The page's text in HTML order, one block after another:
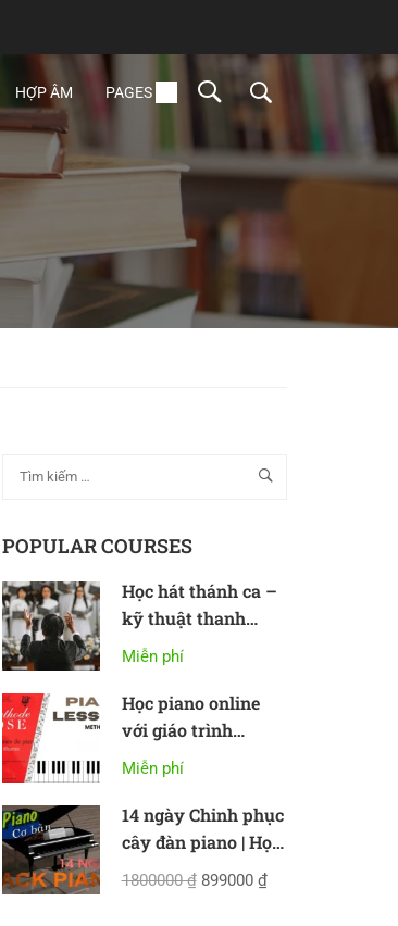
HỢP ÂM PAGES
POPULAR COURSES
Học hát thánh ca –
kỹ thuật thanh
nhạc cơ bản
Miễn phí
Học piano online
với giáo trình
Methode Rose
Miễn phí
14 ngày Chinh phục
cây đàn piano | Học
piano online cơ bản
1800000 ₫ 899000 ₫